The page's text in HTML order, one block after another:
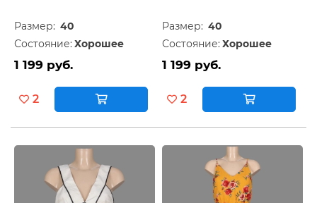
Размер: 40
Состояние: Хорошее
1 199 руб.
2
Размер: 40
Состояние: Хорошее
1 199 руб.
2